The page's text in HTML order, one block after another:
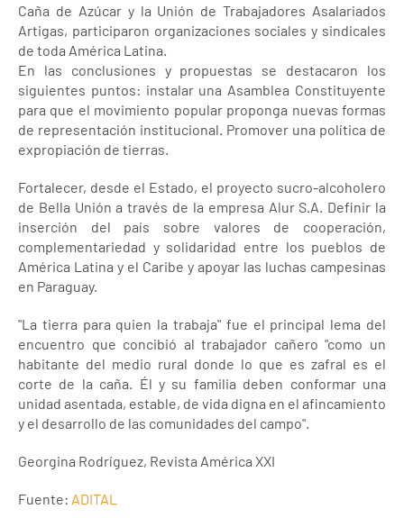
Caña de Azúcar y la Unión de Trabajadores Asalariados
Artigas, participaron organizaciones sociales y sindicales
de toda América Latina.
En las conclusiones y propuestas se destacaron los
siguientes puntos: instalar una Asamblea Constituyente
para que el movimiento popular proponga nuevas formas
de representación institucional. Promover una política de
expropiación de tierras.
Fortalecer, desde el Estado, el proyecto sucro-alcoholero
de Bella Unión a través de la empresa Alur S.A. Definir la
inserción del país sobre valores de cooperación,
complementariedad y solidaridad entre los pueblos de
América Latina y el Caribe y apoyar las luchas campesinas
en Paraguay.
"La tierra para quien la trabaja" fue el principal lema del
encuentro que concibió al trabajador cañero "como un
habitante del medio rural donde lo que es zafral es el
corte de la caña. Él y su familia deben conformar una
unidad asentada, estable, de vida digna en el afincamiento
y el desarrollo de las comunidades del campo".
Georgina Rodríguez, Revista América XXI
Fuente: ADITAL